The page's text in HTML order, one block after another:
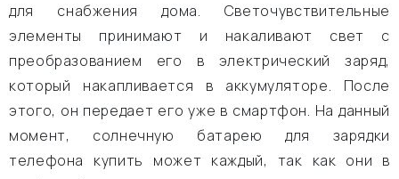
для снабжения дома. Светочувствительные
элементы принимают и накаливают свет с
преобразованием его в электрический заряд,
который накапливается в аккумуляторе. После
этого, он передает его уже в смартфон. На данный
момент, солнечную батарею для зарядки
телефона купить может каждый, так как они в